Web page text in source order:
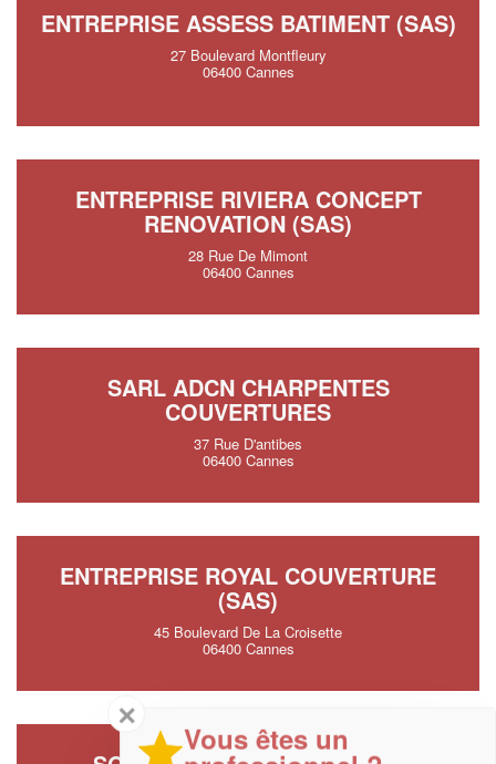
ENTREPRISE ASSESS BATIMENT (SAS)
27 Boulevard Montfleury
06400 Cannes
ENTREPRISE RIVIERA CONCEPT
RENOVATION (SAS)
28 Rue De Mimont
06400 Cannes
SARL ADCN CHARPENTES
COUVERTURES
37 Rue D'antibes
06400 Cannes
ENTREPRISE ROYAL COUVERTURE
(SAS)
45 Boulevard De La Croisette
06400 Cannes
✕
Vous êtes un